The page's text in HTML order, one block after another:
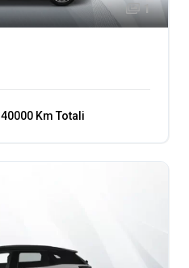
1
40000 Km Totali